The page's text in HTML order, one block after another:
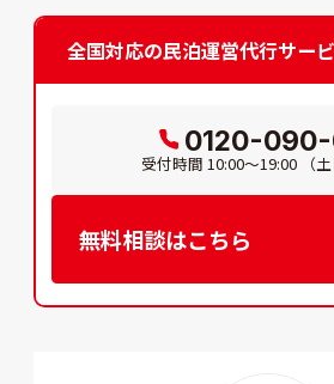
全国対応の民泊運営代行サー
0120-090-
受付時間 10:00～19:00 （
無料相談はこちら